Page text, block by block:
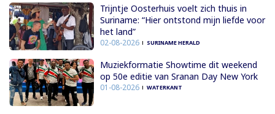
Trijntje Oosterhuis voelt zich thuis in
Suriname: “Hier ontstond mijn liefde voor
het land”
02-08-2026 SURINAME HERALD
Muziekformatie Showtime dit weekend
op 50e editie van Sranan Day New York
01-08-2026 WATERKANT